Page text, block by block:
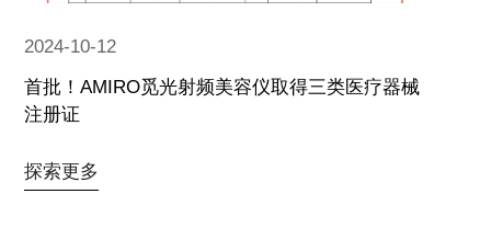
2024-10-12
首批！AMIRO觅光射频美容仪取得三类医疗器械
注册证
探索更多